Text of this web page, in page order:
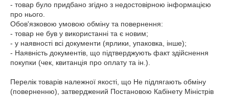
- товар було придбано згідно з недостовірною інформацією
про нього.
Обов'язковою умовою обміну та повернення:
- товар не був у використанні та є новим;
- у наявності всі документи (ярлики, упаковка, інше);
- Наявність документів, що підтверджують факт здійснення
покупки (чек, квитанція про оплату та ін.).
Перелік товарів належної якості, що Не підлягають обміну
(поверненню), затверджений Постановою Кабінету Міністрів